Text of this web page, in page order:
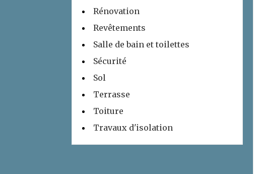
Rénovation
Revêtements
Salle de bain et toilettes
Sécurité
Sol
Terrasse
Toiture
Travaux d'isolation